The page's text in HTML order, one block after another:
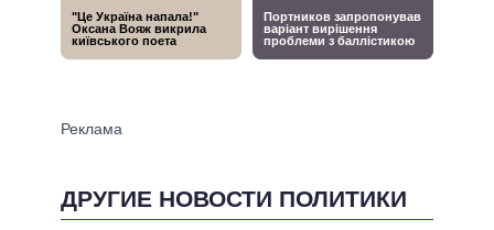
ДРУГИЕ НОВОСТИ ПОЛИТИКИ